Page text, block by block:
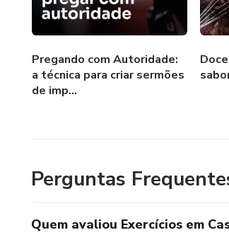
Pregando com Autoridade:
a técnica para criar sermões
de imp...
Perguntas
Quem avaliou Exercícios em